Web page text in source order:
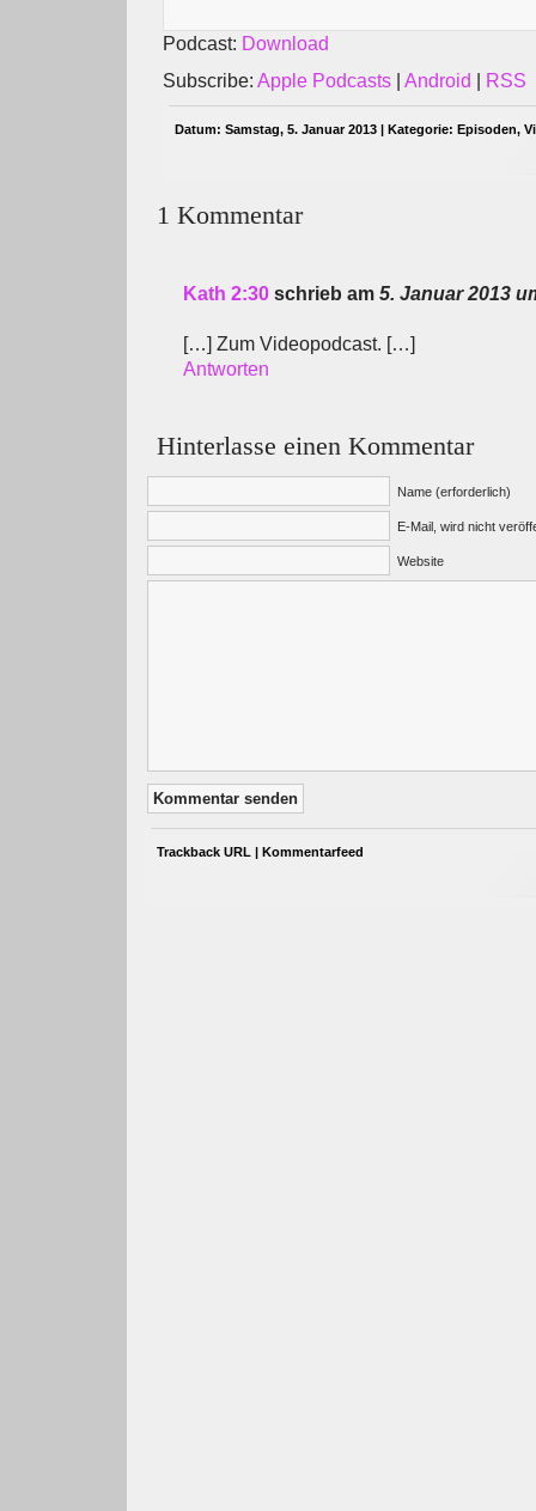
Podcast: Download
Subscribe: Apple Podcasts Android RSS
Datum: Samstag, 5. Januar 2013 | Kategorie: Episoden,
1 Kommentar
Kath 2:30 schrieb am 5. Januar 2013
[…] Zum Videopodcast. […]
Antworten
Hinterlasse einen Kommentar
Name (erforderlich)
E-Mail, wird nicht
Website
Trackback URL | Kommentarfeed